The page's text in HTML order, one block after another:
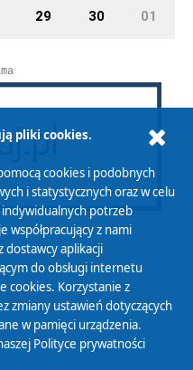
29 30 01
pliki cookies.
cookies i podobnych
i statystycznych oraz w celu
potrzeb
współpracujący z nami
dostawcy aplikacji
do obsługi internetu
cookies. Korzystanie z
zmiany ustawień dotyczących
w pamięci urządzenia.
Polityce prywatności